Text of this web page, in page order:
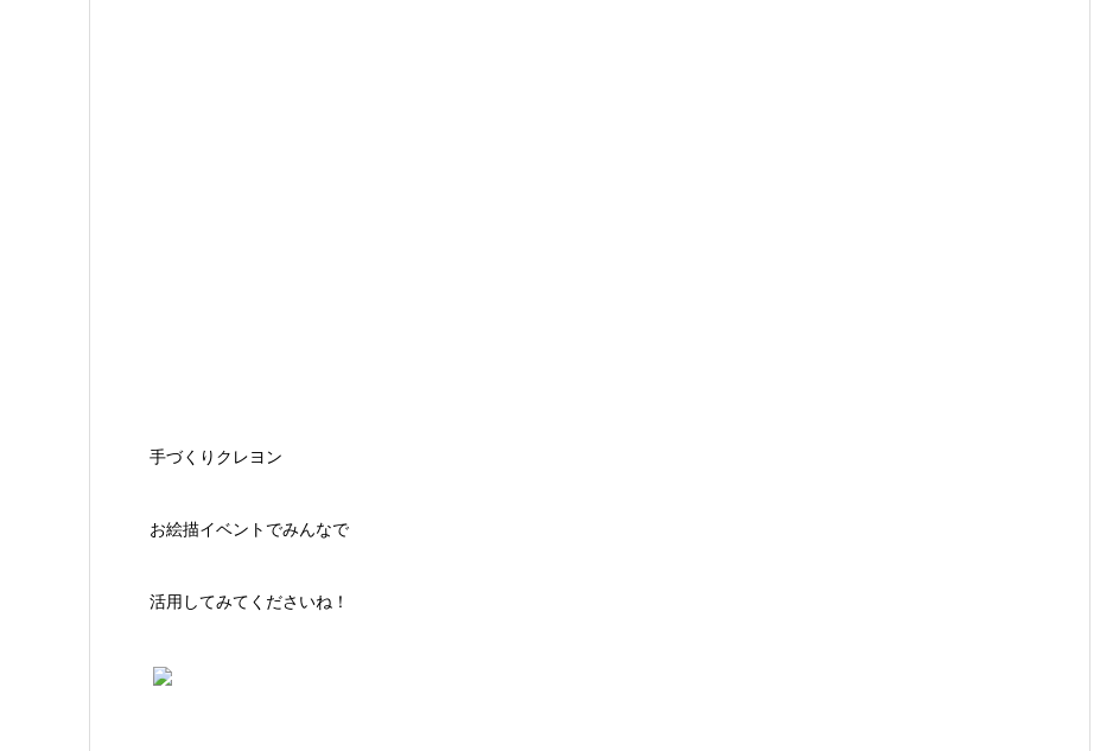
手づくりクレヨン
お絵描イベントでみんなで
活用してみてくださいね！